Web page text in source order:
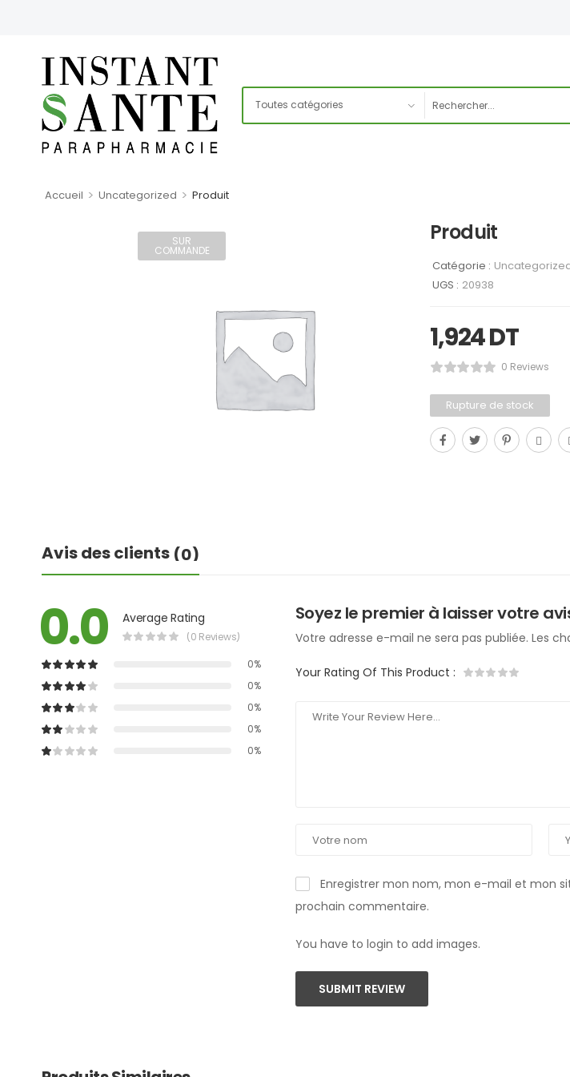
Accueil > Uncategorized > Produit
SUR
COMMANDE
Produit
Catégorie :
UGS : 20938
1,924DT
0 Reviews
Rupture de stock
Avis des clients (0)
0.0 Average Rating
(0 Reviews)
0%
0%
0%
0%
0%
Soyez le premier à laisser votre
Votre adresse e-mail ne sera pas publiée. Les
Your Rating Of This Product :
Enregistrer mon nom, mon e-mail et mon
prochain commentaire.
You have to login to add images.
SUBMIT REVIEW